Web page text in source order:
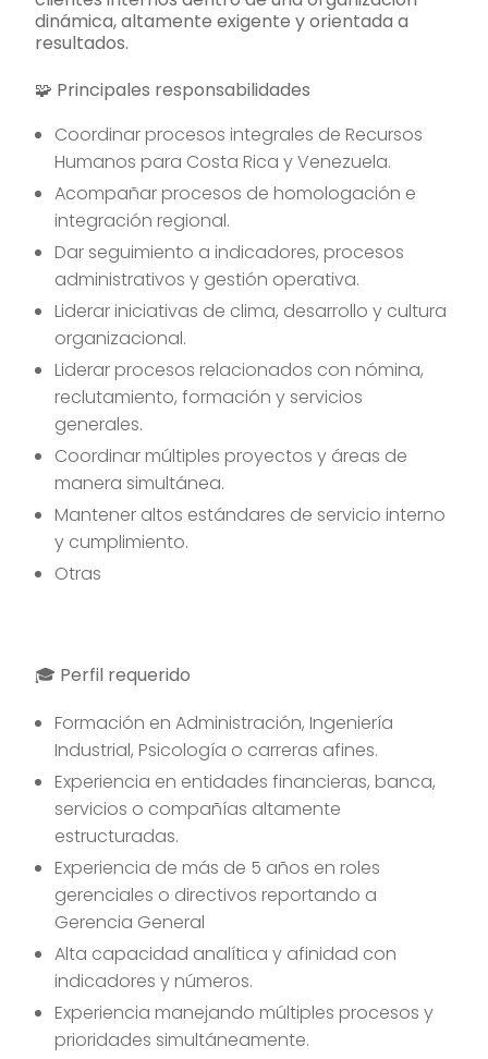
dinámica, altamente exigente y orientada a
resultados.
🧩 Principales responsabilidades
Coordinar procesos integrales de Recursos
Humanos para Costa Rica y Venezuela.
Acompañar procesos de homologación e
integración regional.
Dar seguimiento a indicadores, procesos
administrativos y gestión operativa.
Liderar iniciativas de clima, desarrollo y cultura
organizacional.
Liderar procesos relacionados con nómina,
reclutamiento, formación y servicios
generales.
Coordinar múltiples proyectos y áreas de
manera simultánea.
Mantener altos estándares de servicio interno
y cumplimiento.
Otras
🎓 Perfil requerido
Formación en Administración, Ingeniería
Industrial, Psicología o carreras afines.
Experiencia en entidades financieras, banca,
servicios o compañías altamente
estructuradas.
Experiencia de más de 5 años en roles
gerenciales o directivos reportando a
Gerencia General
Alta capacidad analítica y afinidad con
indicadores y números.
Experiencia manejando múltiples procesos y
prioridades simultáneamente.